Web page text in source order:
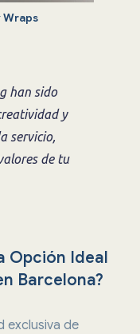
Wraps
han sido
y
servicio,
de tu
Opción Ideal
Barcelona?
exclusiva de